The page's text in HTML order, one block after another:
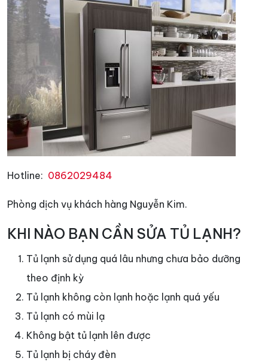
Hotline: 0862029484
Phòng dịch vụ khách hàng Nguyễn Kim.
KHI NÀO BẠN CẦN SỬA TỦ LẠNH?
Tủ lạnh sử dụng quá lâu nhưng chưa bảo dưỡng
theo định kỳ
Tủ lạnh không còn lạnh hoặc lạnh quá yếu
Tủ lạnh có mùi lạ
Không bật tủ lạnh lên được
Tủ lạnh bị cháy đèn